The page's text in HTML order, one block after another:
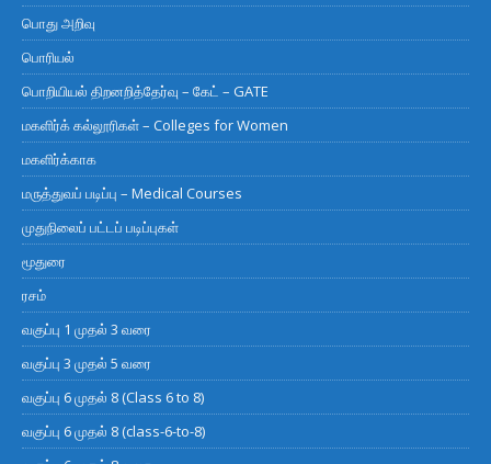
பொது அறிவு
பொரியல்
பொறியியல் திறனறித்தேர்வு – கேட் – GATE
மகளிர்க் கல்லூரிகள் – Colleges for Women
மகளிர்க்காக
மருத்துவப் படிப்பு – Medical Courses
முதுநிலைப் பட்டப் படிப்புகள்
மூதுரை
ரசம்
வகுப்பு 1 முதல் 3 வரை
வகுப்பு 3 முதல் 5 வரை
வகுப்பு 6 முதல் 8 (Class 6 to 8)
வகுப்பு 6 முதல் 8 (class-6-to-8)